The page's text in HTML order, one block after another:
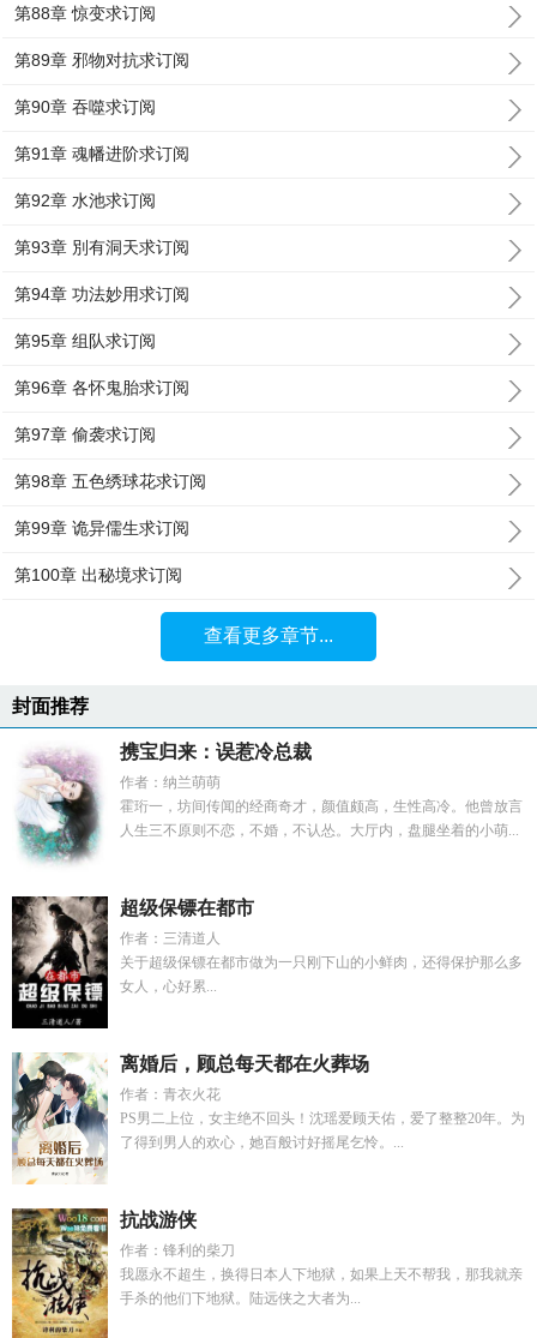
第88章 惊变求订阅
第89章 邪物对抗求订阅
第90章 吞噬求订阅
第91章 魂幡进阶求订阅
第92章 水池求订阅
第93章 別有洞天求订阅
第94章 功法妙用求订阅
第95章 组队求订阅
第96章 各怀鬼胎求订阅
第97章 偷袭求订阅
第98章 五色绣球花求订阅
第99章 诡异儒生求订阅
第100章 出秘境求订阅
查看更多章节...
封面推荐
携宝归来：误惹冷总裁
作者：纳兰萌萌
霍珩一，坊间传闻的经商奇才，颜值颇高，生性高冷。他曾放言
人生三不原则不恋，不婚，不认怂。大厅内，盘腿坐着的小萌...
超级保镖在都市
作者：三清道人
关于超级保镖在都市做为一只刚下山的小鲜肉，还得保护那么多
女人，心好累...
离婚后，顾总每天都在火葬场
作者：青衣火花
PS男二上位，女主绝不回头！沈瑶爱顾天佑，爱了整整20年。为
了得到男人的欢心，她百般讨好摇尾乞怜。...
抗战游侠
作者：锋利的柴刀
我愿永不超生，换得日本人下地狱，如果上天不帮我，那我就亲
手杀的他们下地狱。陆远侠之大者为...